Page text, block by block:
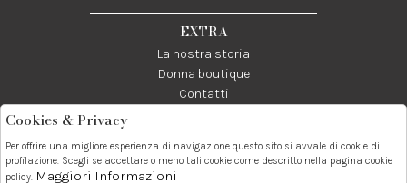
EXTRA
La nostra storia
Donna boutique
Contatti
Telefono:
089237858
Whatsapp:
3338855601
Contatti:
info@donna1981.it
Cookies & Privacy
Per offrire una migliore esperienza di navigazione questo sito si avvale di cookie di
profilazione. Scegli se accettare o meno tali cookie come descritto nella pagina cookie
policy. Maggiori Informazioni